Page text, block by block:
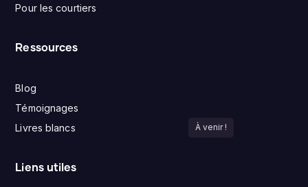
Pour les courtiers
Ressources
Blog
Témoignages
Livres blancs
À venir !
Liens utiles